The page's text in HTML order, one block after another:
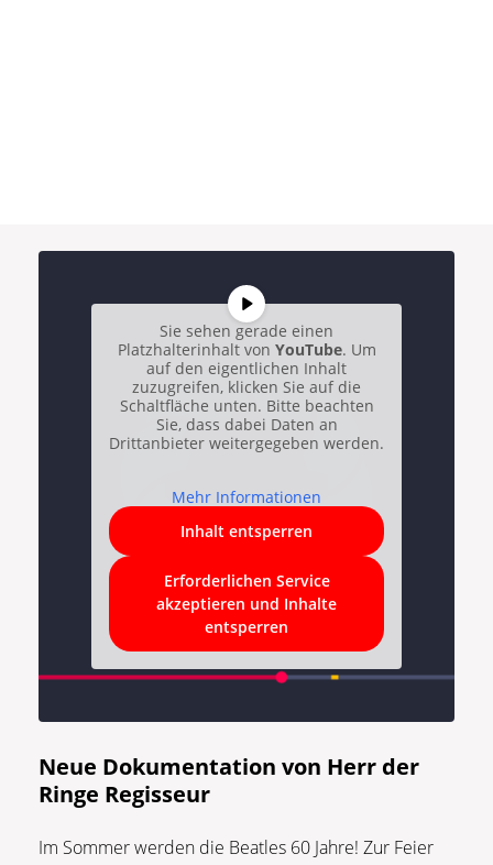
Sie sehen gerade einen
Platzhalterinhalt von YouTube. Um
auf den eigentlichen Inhalt
zuzugreifen, klicken Sie auf die
Schaltfläche unten. Bitte beachten
Sie, dass dabei Daten an
Drittanbieter weitergegeben werden.
Mehr Informationen
Inhalt entsperren
Erforderlichen Service
akzeptieren und Inhalte
entsperren
Neue Dokumentation von Herr der
Ringe Regisseur
Im Sommer werden die Beatles 60 Jahre! Zur Feier